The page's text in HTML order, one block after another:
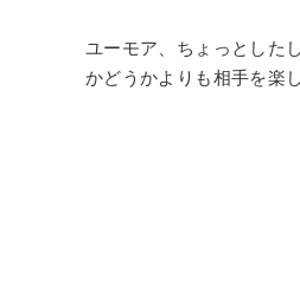
ユーモア、ちょっとした
かどうかよりも相手を楽